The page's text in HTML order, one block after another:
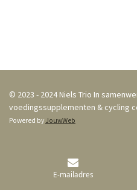
© 2023 - 2024 Niels Trio In
voedingssupplementen & cycling
Powered by JouwWeb
E-mailadres